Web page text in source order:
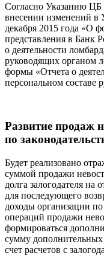
Согласно Указанию ЦБ
внесении изменений
декабря 2015 года «О
представления в Банк
о деятельности
руководящих органом
формы «Отчета о
персональном составе
Развитие продаж
по
Будет реализовано
суммой продажи
долга залогодателя на
для последующего
доходы организации
операций продажи
формироваться
сумму дополнительных
счет расчетов с